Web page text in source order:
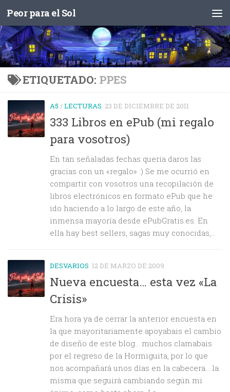
Saltar al contenido
Peor para el Sol
ETIQUETADO: PPES
A5 /LECTURAS 23 DE DICIEMBRE DE 2011
333 Libros en ePub (mi regalo
para vosotros)
En tan señaladas fechas quería daros las
gracias con un «regalo» :) Se me ocurrió en
compartir con vosotros una recopilación de
libros electrónicos en formato ePub que he
ido haciendo a lo largo de este año, la
inmensa mayoría desde ePubGratis.es. En
ella hay best sellers, sagas muy conocidas,...
DESVARIOS 12 DE MARZO DE 2009
Nueva encuesta… esta vez «La
Crisis»
Era hora ya de cerrar la anterior encuesta en
la que mayoritariamente apoyabais el cambio
de diseño de este blog… muchos clamabais
por el regreso de la Hormiguita, por lo que
nos acompañará unos días en la cabecera… la
misma que seguirá cambiando según mi